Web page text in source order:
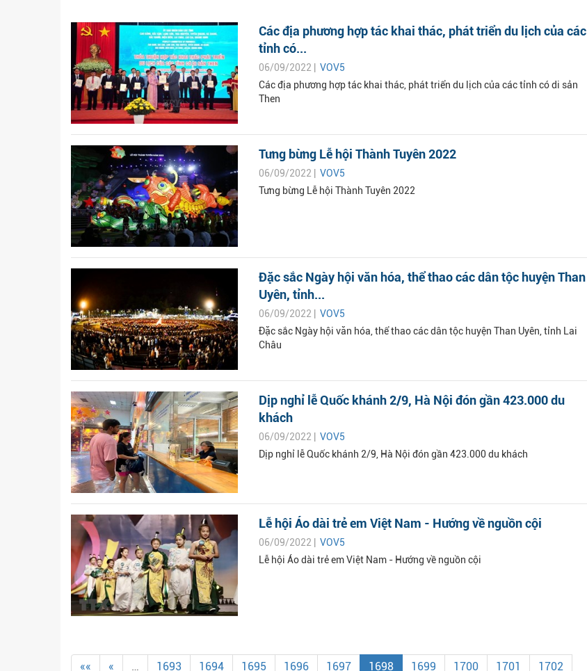
Các địa phương hợp tác khai thác, phát triển du lịch của các
tỉnh có...
06/09/2022 | VOV5
Các địa phương hợp tác khai thác, phát triển du lịch của các tỉnh có di sản
Then
Tưng bừng Lễ hội Thành Tuyên 2022
06/09/2022 | VOV5
Tưng bừng Lễ hội Thành Tuyên 2022
Đặc sắc Ngày hội văn hóa, thể thao các dân tộc huyện Than
Uyên, tỉnh...
06/09/2022 | VOV5
Đặc sắc Ngày hội văn hóa, thể thao các dân tộc huyện Than Uyên, tỉnh Lai
Châu
Dịp nghỉ lễ Quốc khánh 2/9, Hà Nội đón gần 423.000 du
khách
06/09/2022 | VOV5
Dịp nghỉ lễ Quốc khánh 2/9, Hà Nội đón gần 423.000 du khách
Lễ hội Áo dài trẻ em Việt Nam - Hướng về nguồn cội
06/09/2022 | VOV5
Lễ hội Áo dài trẻ em Việt Nam - Hướng về nguồn cội
«« « … 1693 1694 1695 1696 1697 1698 1699 1700 1701 1702